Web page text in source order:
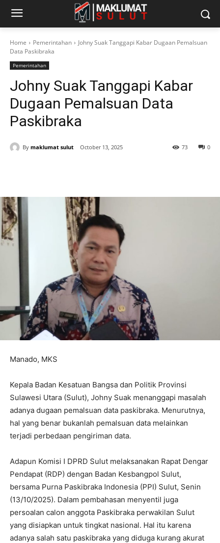
Home Pemerintahan
Johny Suak Tanggapi Kabar Dugaan Pemalsuan
Data Paskibraka
Pemerintahan
Johny Suak Tanggapi Kabar
Dugaan Pemalsuan Data
Paskibraka
By maklumat sulut October 13, 2025 0
73
Manado, MKS
Kepala Badan Kesatuan Bangsa dan Politik Provinsi
Sulawesi Utara (Sulut), Johny Suak menanggapi masalah
adanya dugaan pemalsuan data paskibraka. Menurutnya,
hal yang benar bukanlah pemalsuan data melainkan
terjadi perbedaan pengiriman data.
Adapun Komisi I DPRD Sulut melaksanakan Rapat Dengar
Pendapat (RDP) dengan Badan Kesbangpol Sulut,
bersama Purna Paskibraka Indonesia (PPI) Sulut, Senin
(13/10/2025). Dalam pembahasan menyentil juga
persoalan calon anggota Paskibraka perwakilan Sulut
yang disiapkan untuk tingkat nasional. Hal itu karena
adanya salah satu paskibraka yang diduga kurang akurat